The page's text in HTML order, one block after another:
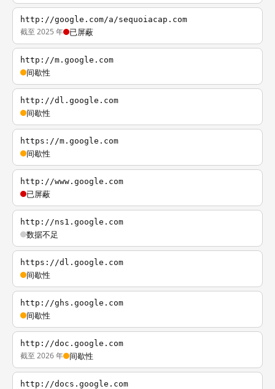
http://google.com/a/sequoiacap.com
截至 2025 年 已屏蔽
http://m.google.com
间歇性
http://dl.google.com
间歇性
https://m.google.com
间歇性
http://www.google.com
已屏蔽
http://ns1.google.com
数据不足
https://dl.google.com
间歇性
http://ghs.google.com
间歇性
http://doc.google.com
截至 2026 年 间歇性
http://docs.google.com